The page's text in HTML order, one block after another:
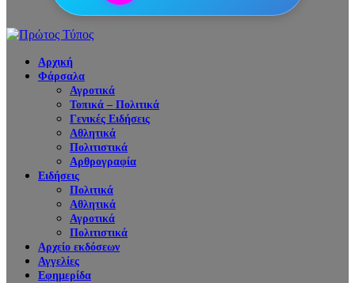
Αρχική
Φάρσαλα
Αγροτικά
Τοπικά – Πολιτικά
Γενικές Ειδήσεις
Αθλητικά
Πολιτιστικά
Αρθρογραφία
Ειδήσεις
Πολιτικά
Αθλητικά
Αγροτικά
Πολιτιστικά
Αρχείο εκδόσεων
Αγγελίες
Εφημερίδα